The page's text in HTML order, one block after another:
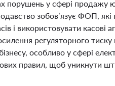
порушень у сфері продажу
зобов’язує ФОП,
і використовувати касові
регуляторного
особливо у сфері
правил, щоб уникнути